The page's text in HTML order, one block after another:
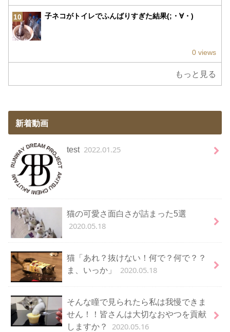
10 子ネコがトイレでふんばりすぎた結果(;・∀・)
0 views
もっと見る
新着動画
test 2022.01.25
猫の可愛さ面白さが詰まった5選
2020.05.18
猫「あれ？抜けない！何で？何で？？
ま、いっか」
2020.05.18
そんな瞳で見られたら私は我慢できま
せん！！皆さんは大切なおやつを貢献
しますか？
2020.05.16